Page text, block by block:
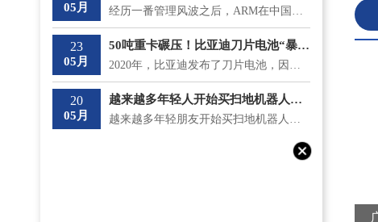
05月 经历一番管理风波之后，ARM在中国的分支安谋中国逐渐安稳下来，但是5月18日，神秘冒出的莲鑫集团公告称...
23
05月
50吨重卡碾压！比亚迪刀片电池“暴力”性能“测试”成功
2020年，比亚迪发布了刀片电池，因其成功通过了国内最严苛的针刺测试不起火，一时间名声大噪;而且在安全...
20
05月
越来越多年轻人开始买扫地机器人了 涨价和买贵意味着什么？
越来越多年轻朋友开始买扫地机器人了，不仅如此，他们还专挑贵的买。在《一点财经》的调研中，有不少90...